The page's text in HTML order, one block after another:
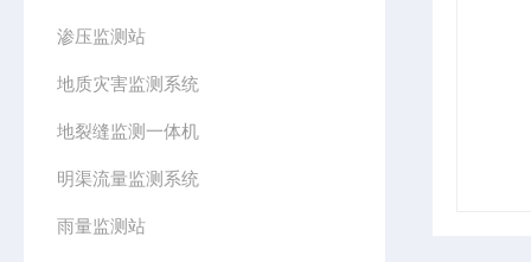
渗压监测站
地质灾害监测系统
地裂缝监测一体机
明渠流量监测系统
雨量监测站